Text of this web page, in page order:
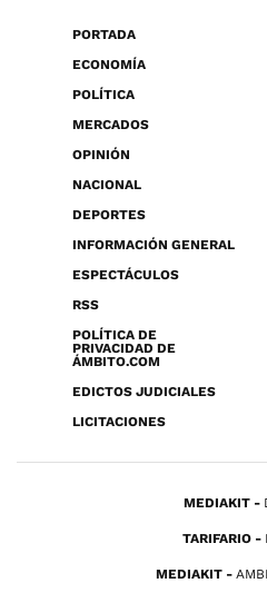
PORTADA
ECONOMÍA
POLÍTICA
MERCADOS
OPINIÓN
NACIONAL
DEPORTES
INFORMACIÓN GENERAL
ESPECTÁCULOS
RSS
POLÍTICA DE
PRIVACIDAD DE
ÁMBITO.COM
EDICTOS JUDICIALES
LICITACIONES
MEDIAKIT
TARIFARIO
MEDIAKIT